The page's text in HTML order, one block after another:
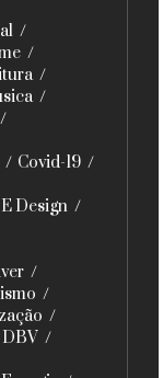
Covid-19
Design